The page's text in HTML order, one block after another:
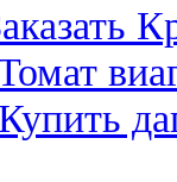
Купить